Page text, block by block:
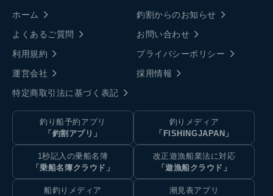
ホーム
釣割からのお知らせ
よくあるご質問
お問い合わせ
利用規約
プライバシーポリシー
運営会社
採用情報
特定商取引法に基づく表記
釣り船予約アプリ
「釣割アプリ」
釣りメディア
「FISHINGJAPAN」
1秒記入の乗船名簿
「乗船名簿クラウド」
改正遊漁船業法に対応
「遊漁船クラウド」
船釣りメディア
潮見表アプリ